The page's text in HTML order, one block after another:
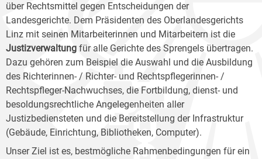
über Rechtsmittel gegen Entscheidungen der
Landesgerichte. Dem Präsidenten des Oberlandesgerichts
Linz mit seinen Mitarbeiterinnen und Mitarbeitern ist die
Justizverwaltung für alle Gerichte des Sprengels übertragen.
Dazu gehören zum Beispiel die Auswahl und die Ausbildung
des Richterinnen- / Richter- und Rechtspflegerinnen- /
Rechtspfleger-Nachwuchses, die Fortbildung, dienst- und
besoldungsrechtliche Angelegenheiten aller
Justizbediensteten und die Bereitstellung der Infrastruktur
(Gebäude, Einrichtung, Bibliotheken, Computer).
Unser Ziel ist es, bestmögliche Rahmenbedingungen für ein